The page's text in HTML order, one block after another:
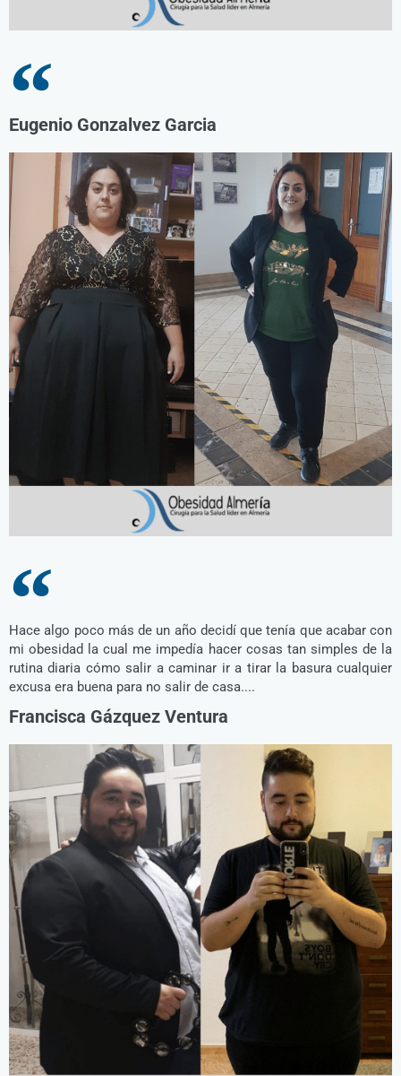
Eugenio Gonzalvez Garcia
Hace algo poco más de un año decidí que tenía que acabar con
mi obesidad la cual me impedía hacer cosas tan simples de la
rutina diaria cómo salir a caminar ir a tirar la basura cualquier
excusa era buena para no salir de casa....
Francisca Gázquez Ventura